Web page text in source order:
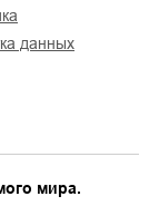
данных
мира.